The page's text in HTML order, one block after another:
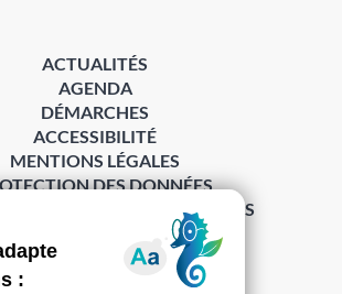
à la Gazette ›
ACTUALITÉS
AGENDA
DÉMARCHES
ACCESSIBILITÉ
MENTIONS LÉGALES
DES DONNÉES
DE GESTION DES COOKIES